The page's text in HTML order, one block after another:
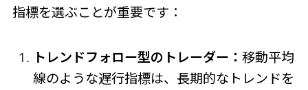
指標を選ぶことが重要です：
トレンドフォロー型のトレーダー： 移動平均
線のような遅行指標は、長期的なトレンドを